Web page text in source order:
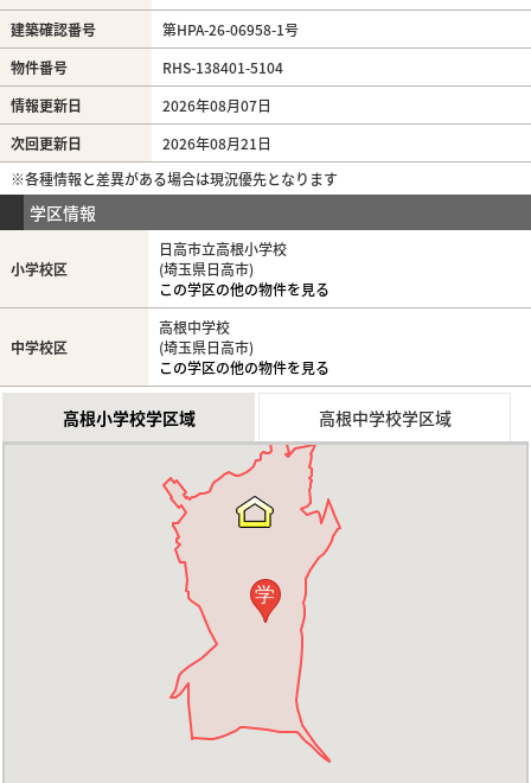
建築確認番号
第HPA-26-06958-1号
物件番号
RHS-138401-5104
情報更新日
2026年08月07日
次回更新日
2026年08月21日
※各種情報と差異がある場合は現況優先となります
学区情報
小学校区
日高市立高根小学校
(埼玉県日高市)
この学区の他の物件を見る
中学校区
高根中学校
(埼玉県日高市)
この学区の他の物件を見る
高根小学校学区域 高根中学校学区域
学